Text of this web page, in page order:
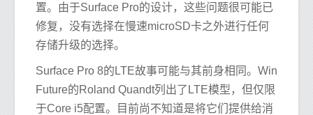
置。由于Surface Pro的设计，这些问题很可能已
修复，没有选择在慢速microSD卡之外进行任何
存储升级的选择。
Surface Pro 8的LTE故事可能与其前身相同。Win
Future的Roland Quandt列出了LTE模型，但仅限
于Core i5配置。目前尚不知道是将它们提供给消